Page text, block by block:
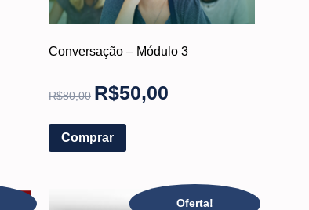
Conversação – Módulo 3
R$80,00 R$50,00
Comprar
Oferta!